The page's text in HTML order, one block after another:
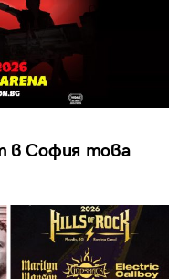
в София това